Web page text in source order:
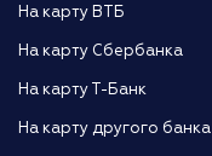
На карту ВТБ
На карту Сбербанка
На карту Т-Банк
На карту другого банка